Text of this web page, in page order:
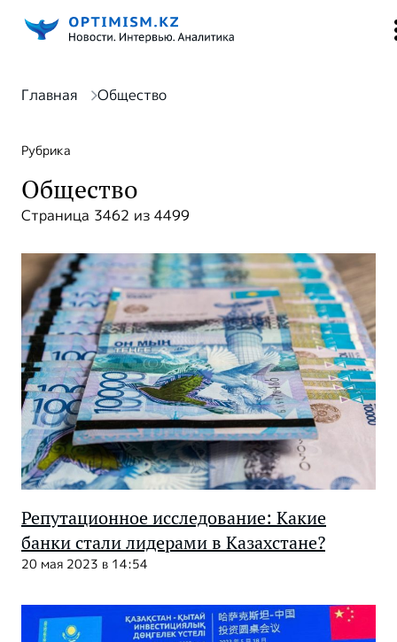
Главная Общество
Рубрика
Общество
Страница 3462 из 4499
Репутационное исследование: Какие
банки стали лидерами в Казахстане?
20 мая 2023 в 14:54